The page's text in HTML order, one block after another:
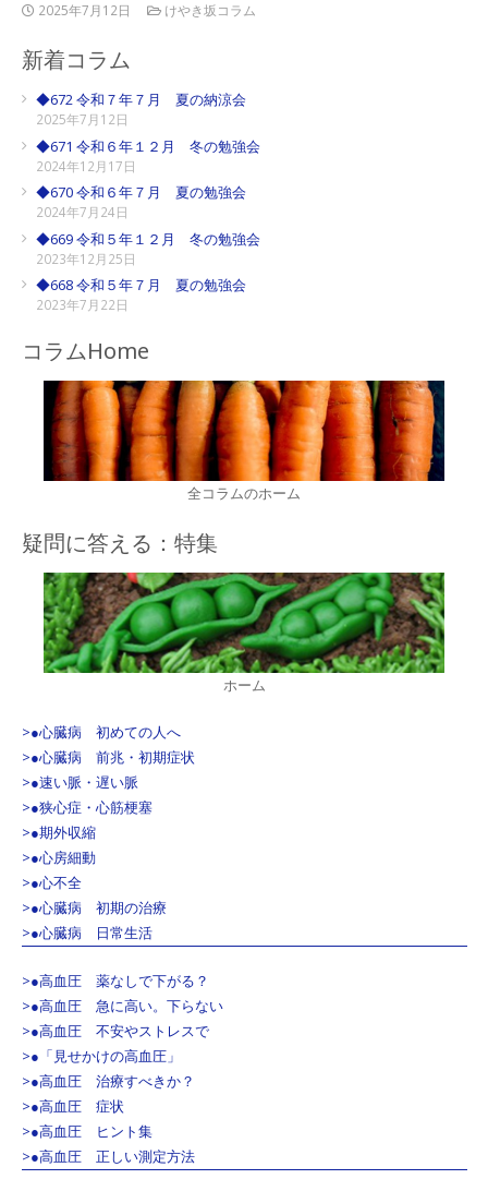
2025年7月12日 けやき坂コラム
新着コラム
◆672 令和７年７月 夏の納涼会
2025年7月12日
◆671 令和６年１２月 冬の勉強会
2024年12月17日
◆670 令和６年７月 夏の勉強会
2024年7月24日
◆669 令和５年１２月 冬の勉強会
2023年12月25日
◆668 令和５年７月 夏の勉強会
2023年7月22日
コラムHome
全コラムのホーム
疑問に答える：特集
ホーム
>●心臓病 初めての人へ
>●心臓病 前兆・初期症状
>●速い脈・遅い脈
>●狭心症・心筋梗塞
>●期外収縮
>●心房細動
>●心不全
>●心臓病 初期の治療
>●心臓病 日常生活
>●高血圧 薬なしで下がる？
>●高血圧 急に高い。下らない
>●高血圧 不安やストレスで
>●「見せかけの高血圧」
>●高血圧 治療すべきか？
>●高血圧 症状
>●高血圧 ヒント集
>●高血圧 正しい測定方法